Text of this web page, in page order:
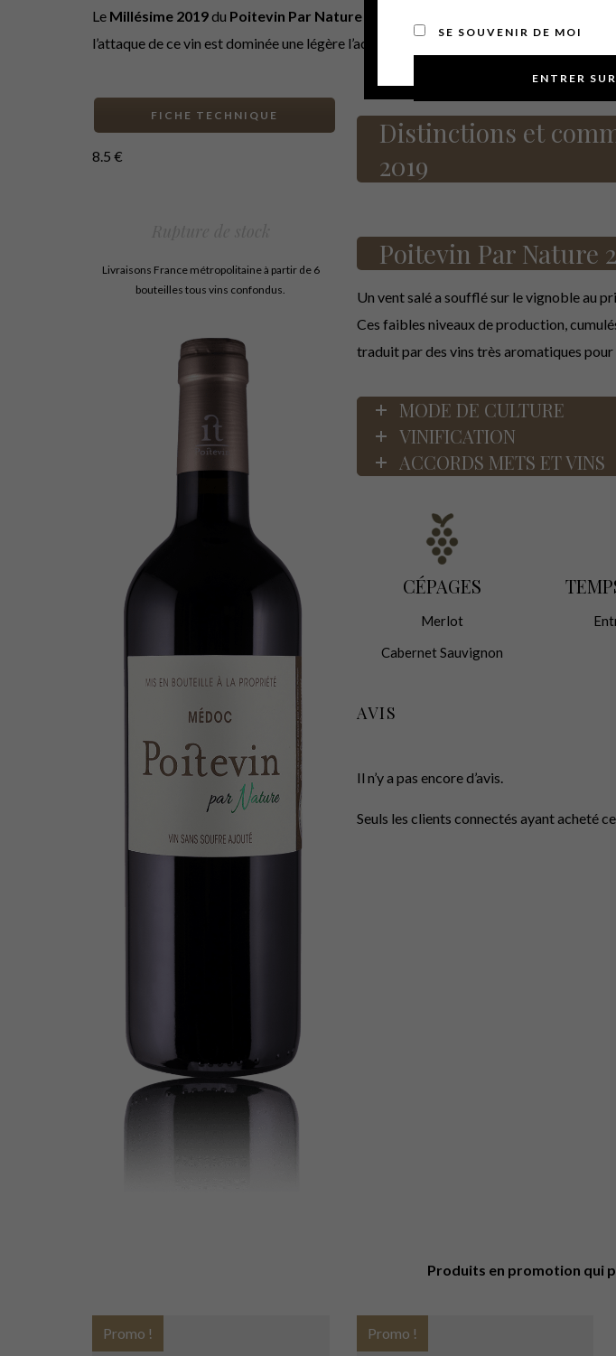
Le Millésime 2019du Poitevin Par Nature se distingue par un parfum intense de
l’attaque de ce vin est dominée une légère l’acidité suivi par des tanins croquants.
8.5 €
Livraisons France métropolitaine à partir de 6
bouteilles tous vins confondus.
FICHE TECHNIQUE
Distinctions et
2019
Poitevin Par Nature
Un vent salé a soufflé sur le vignoble au
Ces faibles niveaux de production,
traduit par des vins très aromatiques pour
MODE DE CULTURE
VINIFICATION
ACCORDS METS ET VINS
CÉPAGES
Merlot
Cabernet Sauvignon
AVIS
Il n’y a pas encore d’avis.
Seuls les clients connectés ayant acheté
Produits en promotion qui
Promo ! Promo !
SE SOUVENIR DE MOI